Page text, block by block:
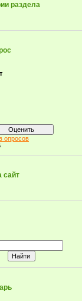
раздела
опросов
сайт